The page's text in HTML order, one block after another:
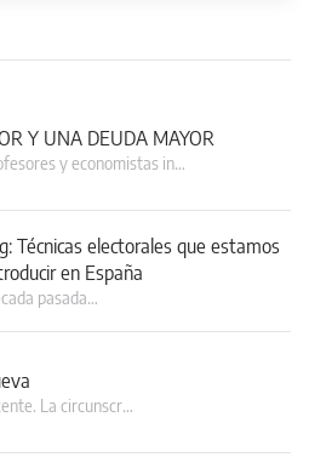
Y UNA DEUDA MAYOR
y economistas in…
Técnicas electorales que estamos
en España
pasada…
La circunscr…